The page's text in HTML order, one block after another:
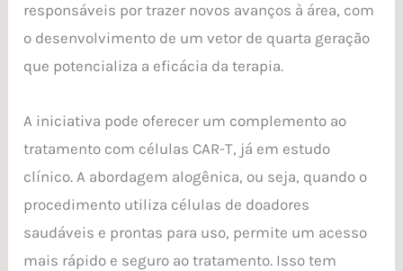
responsáveis por trazer novos avanços à área, com
o desenvolvimento de um vetor de quarta geração
que potencializa a eficácia da terapia.
A iniciativa pode oferecer um complemento ao
tratamento com células CAR-T, já em estudo
clínico. A abordagem alogênica, ou seja, quando o
procedimento utiliza células de doadores
saudáveis e prontas para uso, permite um acesso
mais rápido e seguro ao tratamento. Isso tem